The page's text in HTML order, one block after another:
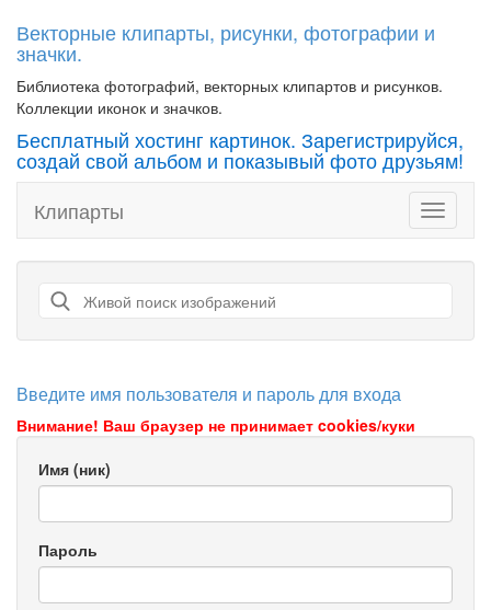
Векторные клипарты, рисунки, фотографии и
значки.
Библиотека фотографий, векторных клипартов и рисунков.
Коллекции иконок и значков.
Бесплатный хостинг картинок. Зарегистрируйся,
создай свой альбом и показывый фото друзьям!
Toggle
Клипарты
Введите имя пользователя и пароль для входа
Внимание! Ваш браузер не принимает cookies/куки
Имя (ник)
Пароль